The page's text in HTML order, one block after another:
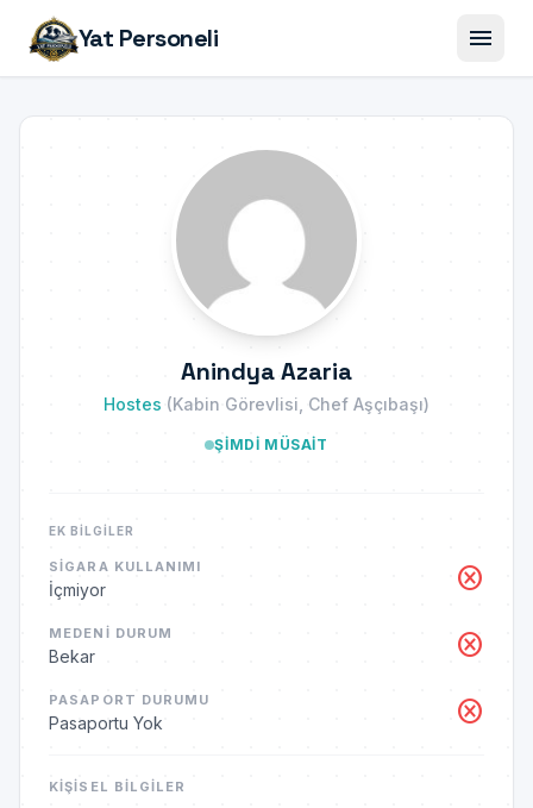
Yat Personeli menu
Anindya Azaria
Hostes (Kabin Görevlisi, Chef Aşçıbaşı)
ŞIMDI MÜSAIT
EK BILGILER
SIGARA KULLANIMI
İçmiyor cancel
MEDENI DURUM
Bekar cancel
PASAPORT DURUMU
Pasaportu Yok cancel
KIŞISEL BILGILER